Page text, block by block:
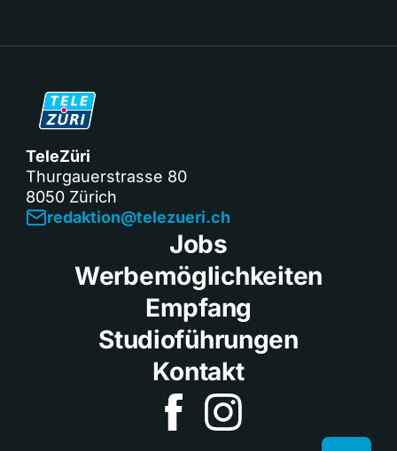
TeleZüri
Thurgauerstrasse 80
8050 Zürich
redaktion@telezueri.ch
Jobs
Werbemöglichkeiten
Empfang
Studioführungen
Kontakt